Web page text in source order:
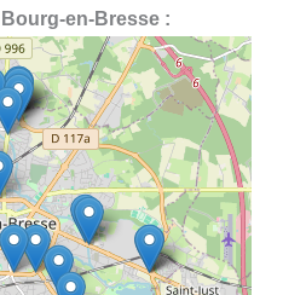
en-Bresse :